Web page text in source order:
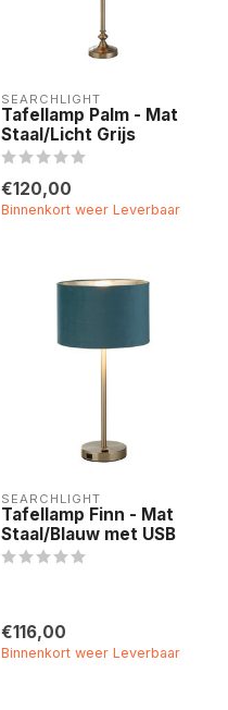
SEARCHLIGHT
Tafellamp Palm - Mat
Staal/Licht Grijs
€120,00
Binnenkort weer Leverbaar
SEARCHLIGHT
Tafellamp Finn - Mat
Staal/Blauw met USB
€116,00
Binnenkort weer Leverbaar